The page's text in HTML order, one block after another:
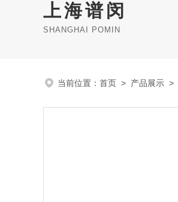
上海谱闵
SHANGHAI POMIN
当前位置： 首页 > 产品展示 >